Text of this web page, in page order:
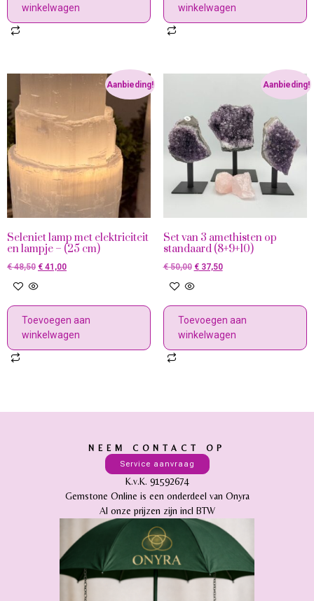
winkelwagen
winkelwagen
Aanbieding!
Seleniet lamp met elektriciteit
en lampje – (25 cm)
€48,50 € 41,00
Toevoegen aan
winkelwagen
Aanbieding!
Set van 3 amethisten op
standaard (8+9+10)
€50,00 €37,50
Toevoegen aan
winkelwagen
NEEM CONTACT OP
Service aanvraag
K.v.K. 91592674
Gemstone Online is een onderdeel van Onyra
Al onze prijzen zijn incl BTW